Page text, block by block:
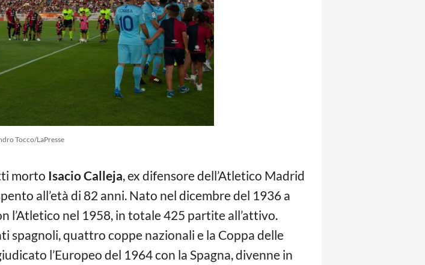
Tocco/LaPresse
morto Isacio Calleja, ex difensore dell’Atletico Madrid
all’età di 82 anni. Nato nel dicembre del 1936 a
l’Atletico nel 1958, in totale 425 partite all’attivo.
spagnoli, quattro coppe nazionali e la Coppa delle
l’Europeo del 1964 con la Spagna, divenne in